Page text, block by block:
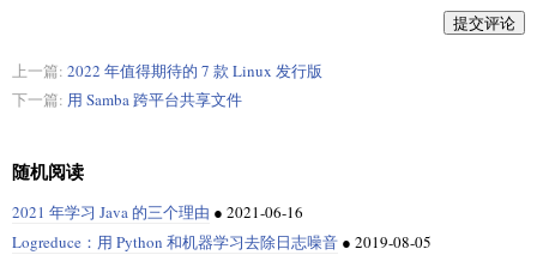
提交评论
上一篇: 2022 年值得期待的 7 款 Linux 发行版
下一篇: 用 Samba 跨平台共享文件
随机阅读
2021 年学习 Java 的三个理由 ● 2021-06-16
Logreduce：用 Python 和机器学习去除日志噪音 ● 2019-08-05